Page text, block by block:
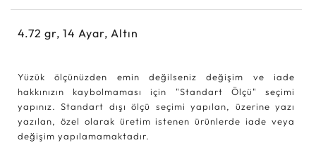
4.72 gr, 14 Ayar, Altın
Yüzük ölçünüzden emin değilseniz değişim ve iade
hakkınızın kaybolmaması için "Standart Ölçü" seçimi
yapınız. Standart dışı ölçü seçimi yapılan, üzerine yazı
yazılan, özel olarak üretim istenen ürünlerde iade veya
değişim yapılamamaktadır.